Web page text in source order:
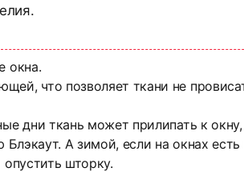
окна.
что позволяет ткани не
дни ткань может прилипать к окну,
А зимой, если на окнах есть
шторку.